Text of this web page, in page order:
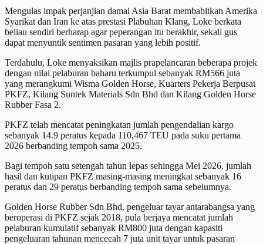
Mengulas impak perjanjian damai Asia Barat membabitkan Amerika
Syarikat dan Iran ke atas prestasi Plabuhan Klang, Loke berkata
beliau sendiri berharap agar peperangan itu berakhir, sekali gus
dapat menyuntik sentimen pasaran yang lebih positif.
Terdahulu, Loke menyaksikan majlis prapelancaran beberapa projek
dengan nilai pelaburan baharu terkumpul sebanyak RM566 juta
yang merangkumi Wisma Golden Horse, Kuarters Pekerja Berpusat
PKFZ, Kilang Suntek Materials Sdn Bhd dan Kilang Golden Horse
Rubber Fasa 2.
PKFZ telah mencatat peningkatan jumlah pengendalian kargo
sebanyak 14.9 peratus kepada 110,467 TEU pada suku pertama
2026 berbanding tempoh sama 2025.
Bagi tempoh satu setengah tahun lepas sehingga Mei 2026, jumlah
hasil dan kutipan PKFZ masing-masing meningkat sebanyak 16
peratus dan 29 peratus berbanding tempoh sama sebelumnya.
Golden Horse Rubber Sdn Bhd, pengeluar tayar antarabangsa yang
beroperasi di PKFZ sejak 2018, pula berjaya mencatat jumlah
pelaburan kumulatif sebanyak RM800 juta dengan kapasiti
pengeluaran tahunan mencecah 7 juta unit tayar untuk pasaran